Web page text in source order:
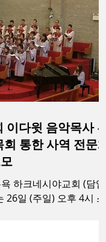
다윗 음악목사 부
하크네시야교회 (담임
일 (주일) 오후 4시 스